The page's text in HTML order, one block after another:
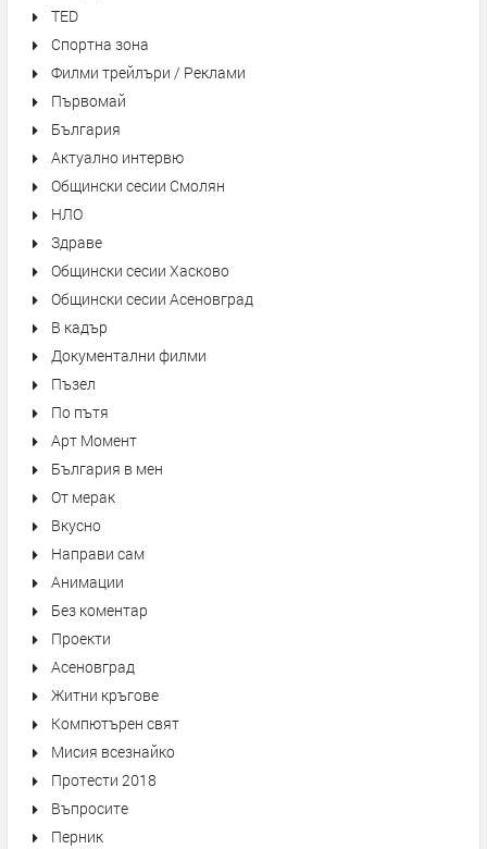
TED
Спортна зона
Филми трейлъри / Реклами
Първомай
България
Актуално интервю
Общински сесии Смолян
НЛО
Здраве
Общински сесии Хасково
Общински сесии Асеновград
В кадър
Документални филми
Пъзел
По пътя
Арт Момент
България в мен
От мерак
Вкусно
Направи сам
Анимации
Без коментар
Проекти
Асеновград
Житни кръгове
Компютърен свят
Мисия всезнайко
Протести 2018
Въпросите
Перник